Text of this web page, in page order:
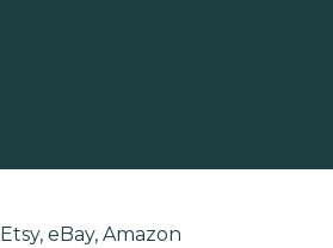
Etsy, eBay, Amazon